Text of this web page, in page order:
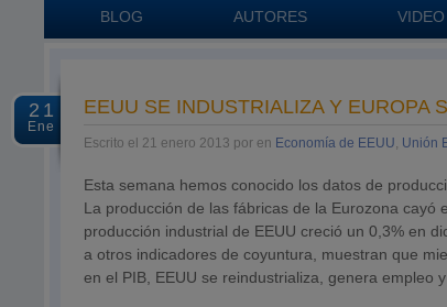
BLOG AUTORES VIDEO
21
Ene
EEUU SE INDUSTRIALIZA Y EUROPA
Escrito el 21 enero 2013 por en Economía de EEUU, Unión
Esta semana hemos conocido los datos de
La producción de las fábricas de la Eurozona
producción industrial de EEUU creció un 0,3% en
a otros indicadores de coyuntura, muestran que
en el PIB, EEUU se reindustrializa, genera empleo